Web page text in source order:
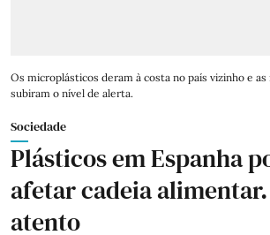
Os microplásticos deram à costa no país vizinho e
subiram o nível de alerta.
Sociedade
Plásticos em Espanha
afetar cadeia
atento